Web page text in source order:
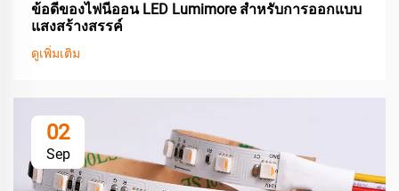
ข้อดีของไฟนีออน LED Lumimore สำหรับการออกแบบ
แสงสร้างสรรค์
ดูเพิ่มเติม
02
Sep